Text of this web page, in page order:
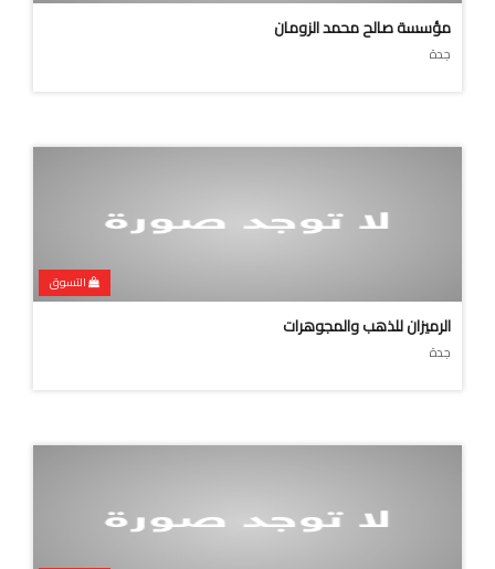
مؤسسة صالح محمد الزومان
جدة
التسوق
الرميزان للذهب والمجوهرات
جدة